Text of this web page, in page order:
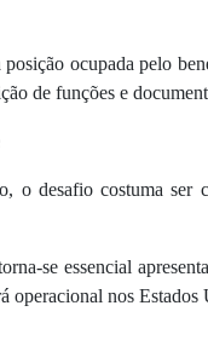
ocupada pelo
de funções e
o desafio costuma ser
se essencial
operacional nos Estados